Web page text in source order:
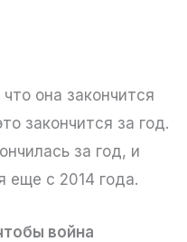
она закончится
закончится за год.
за год, и
еще с 2014 года.
война